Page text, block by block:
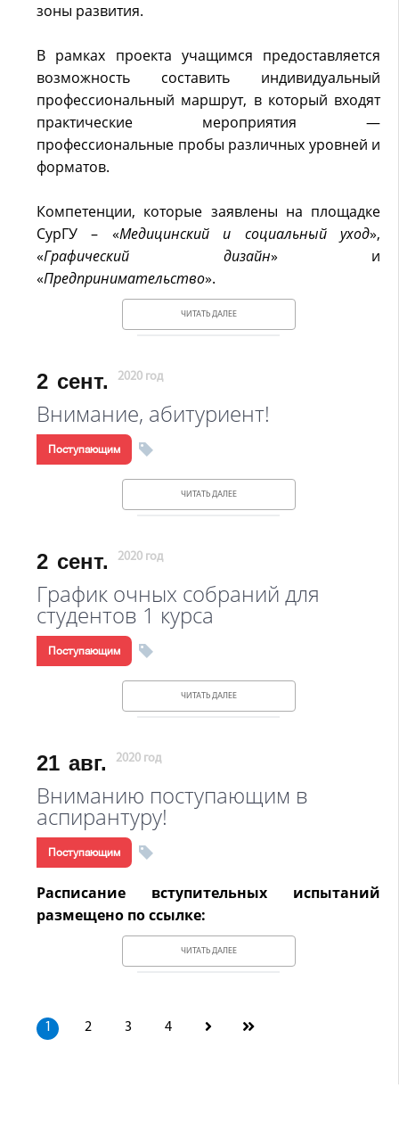
зоны развития.
В рамках проекта учащимся предоставляется
возможность составить индивидуальный
профессиональный маршрут, в который входят
практические мероприятия —
профессиональные пробы различных уровней и
форматов.
Компетенции, которые заявлены на площадке
СурГУ – «Медицинский и социальный уход»,
«Графический дизайн» и
«Предпринимательство».
ЧИТАТЬ ДАЛЕЕ
2 сент. 2020 год
Внимание, абитуриент!
Поступающим
ЧИТАТЬ ДАЛЕЕ
2 сент. 2020 год
График очных собраний для
студентов 1 курса
Поступающим
ЧИТАТЬ ДАЛЕЕ
21 авг. 2020 год
Вниманию поступающим в
аспирантуру!
Поступающим
Расписание вступительных испытаний
размещено по ссылке:
ЧИТАТЬ ДАЛЕЕ
1 2 3 4